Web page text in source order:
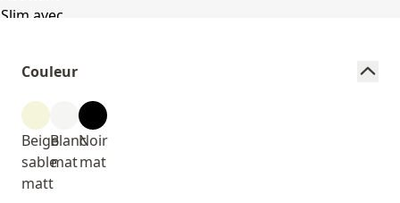
Couleur
Beige
sable
matt
Blanc
mat
Noir
mat